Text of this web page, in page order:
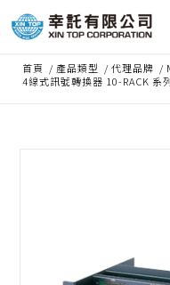
首頁 / 產品類型 / 代理品牌 /
4線式訊號轉換器 10-RACK 系